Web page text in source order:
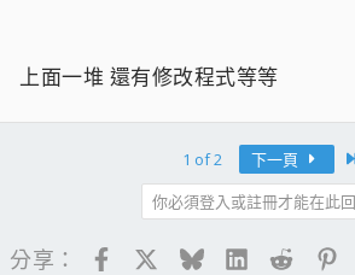
上面一堆 還有修改程式等等
1 of 2 下一頁
你必須登入或註冊才能在此
分享： FacebookBlueskyLinkedIn
Reddit